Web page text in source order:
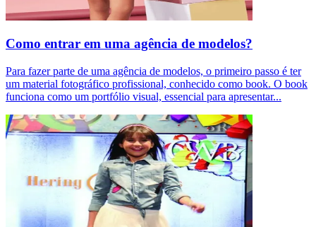
Como entrar em uma agência de modelos?
Para fazer parte de uma agência de modelos, o primeiro passo é ter
um material fotográfico profissional, conhecido como book. O book
funciona como um portfólio visual, essencial para apresentar...